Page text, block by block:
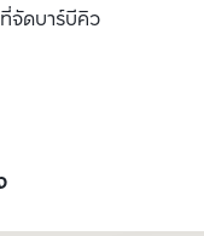
จัดบาร์บีคิว